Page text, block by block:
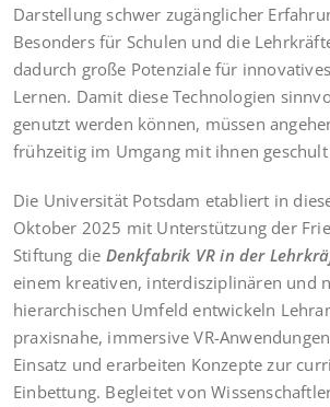
Darstellung schwer zugänglicher
Besonders für Schulen und die
dadurch große Potenziale für
Lernen. Damit diese Technologien
genutzt werden können, müssen
frühzeitig im Umgang mit ihnen
Die Universität Potsdam etabliert in
Oktober 2025 mit Unterstützung der
Stiftung die Denkfabrik VR in der
einem kreativen, interdisziplinären und
hierarchischen Umfeld entwickeln
praxisnahe, immersive VR-
Einsatz und erarbeiten Konzepte zur
Einbettung. Begleitet von